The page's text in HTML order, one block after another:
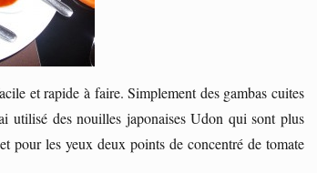
et rapide à faire. Simplement des gambas cuites
utilisé des nouilles japonaises Udon qui sont plus
pour les yeux deux points de concentré de tomate